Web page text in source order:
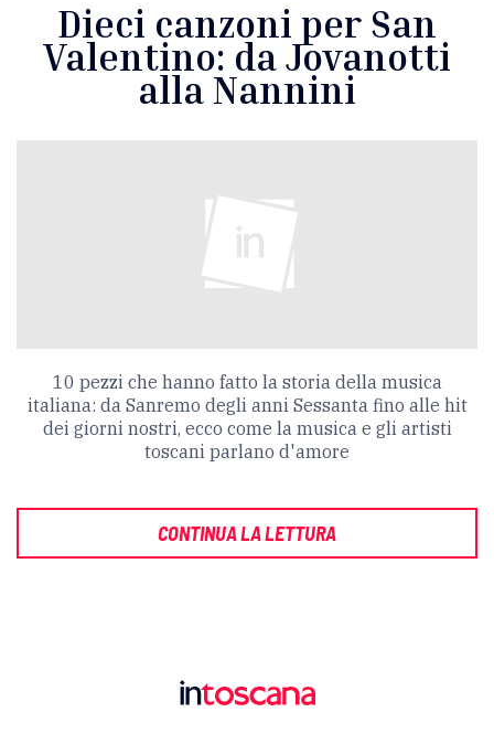
Dieci canzoni per San
Valentino: da Jovanotti
alla Nannini
10 pezzi che hanno fatto la storia della musica
italiana: da Sanremo degli anni Sessanta fino alle hit
dei giorni nostri, ecco come la musica e gli artisti
toscani parlano d'amore
CONTINUA LA LETTURA